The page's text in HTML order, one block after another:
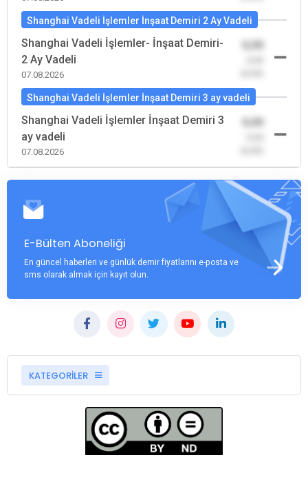
Shanghai Vadeli İşlemler İnşaat Demiri 2 Ay Vadeli
Shanghai Vadeli İşlemler- İnşaat Demiri-
2 Ay Vadeli
07.08.2026
0,00
Shanghai Vadeli İşlemler İnşaat Demiri 3 ay vadeli
Shanghai Vadeli İşlemler İnşaat Demiri 3
ay vadeli
07.08.2026
0,00
E-Bülten Aboneliği
En güncel haberleri ve günlük demir fiyatlarını e-posta ve
sms olarak almak için kayıt olun.
KATEGORİLER